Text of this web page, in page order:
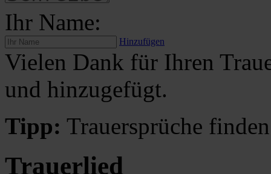
Ihr Name:
Hinzufügen
Vielen Dank für Ihren
und hinzugefügt.
Tipp: Trauersprüche
Trauerlied